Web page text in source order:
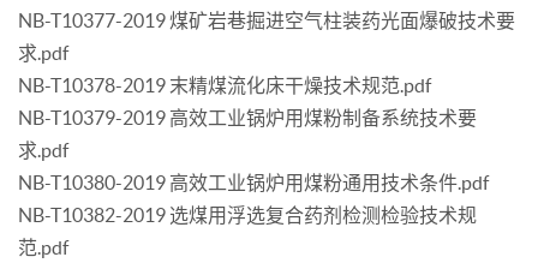
NB-T10377-2019 煤矿岩巷掘进空气柱装药光面爆破技术要
求.pdf
NB-T10378-2019 末精煤流化床干燥技术规范.pdf
NB-T10379-2019 高效工业锅炉用煤粉制备系统技术要
求.pdf
NB-T10380-2019 高效工业锅炉用煤粉通用技术条件.pdf
NB-T10382-2019 选煤用浮选复合药剂检测检验技术规
范.pdf